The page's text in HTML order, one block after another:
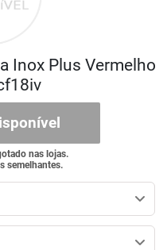
Inox Plus Vermelho
nas lojas.
semelhantes.